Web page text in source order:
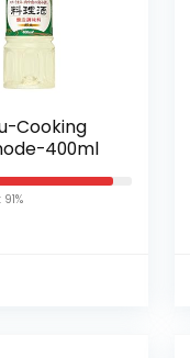
Cooking
400ml